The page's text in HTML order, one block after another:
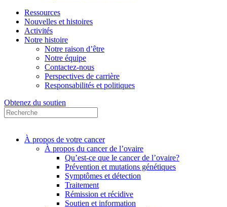
Ressources
Nouvelles et histoires
Activités
Notre histoire
Notre raison d’être
Notre équipe
Contactez-nous
Perspectives de carrière
Responsabilités et politiques
Obtenez du soutien
À propos de votre cancer
À propos du cancer de l’ovaire
Qu’est-ce que le cancer de l’ovaire?
Prévention et mutations génétiques
Symptômes et détection
Traitement
Rémission et récidive
Soutien et information